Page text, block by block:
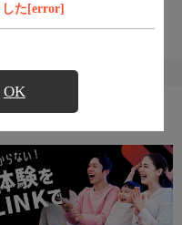
した[error]
OK